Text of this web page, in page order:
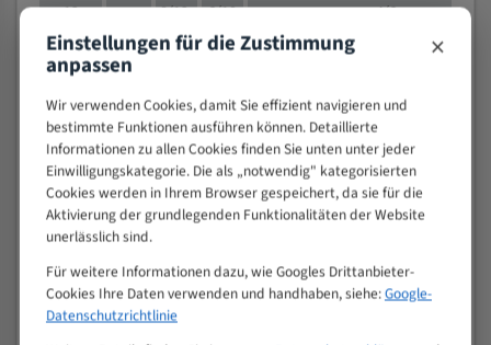
12
8/12 6/10
4/6
15
8/12 6/10
4/5
20
4/5
50
80
> 100
VOLLMATERIAL
M (mm)
Zoll (ZpZ))
>
25
10/14
Einstellungen für die Zustimmung
anpassen ×
Wir verwenden Cookies, damit Sie effizient navigieren und
bestimmte Funktionen ausführen können. Detaillierte
Informationen zu allen Cookies finden Sie unten unter jeder
Einwilligungskategorie. Die als „notwendig" kategorisierten
Cookies werden in Ihrem Browser gespeichert, da sie für die
Aktivierung der grundlegenden Funktionalitäten der Website
unerlässlich sind.
Für weitere Informationen dazu, wie Googles Drittanbieter-
Cookies Ihre Daten verwenden und handhaben, siehe:Google-
Datenschutzrichtlinie